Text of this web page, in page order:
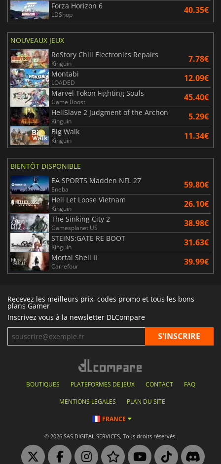
Forza Horizon 6
LDShop 40.35€
NOUVEAUX JEUX
ReStory Chill Electronics Repairs
Kinguin 7.78€
Montabi
LOADED 12.09€
Marvel Tokon Fighting Souls
Game Boost 45.40€
HellSlave 2 Judgment of the Archon
Kinguin 5.29€
Big Walk
Kinguin 11.34€
BIENTÔT DISPONIBLE
EA SPORTS Madden NFL 27
Eneba 59.80€
Hell Let Loose Vietnam
Kinguin 26.10€
The Sinking City 2
Gamesplanet US 38.98€
STEINS;GATE RE BOOT
Kinguin 31.63€
Mortal Shell II
Carrefour 39.99€
Recevez les meilleurs prix, codes promo et tous les bons
plans Gamer
Inscrivez vous à la newsletter DLCompare
BOUTIQUES PLATEFORMES DE JEUX CONTACT FAQ
MENTIONS LEGALES PLAN DU SITE
FRANCE
© 2026 SAS DIGITAL SERVICES, Tous droits réservés.